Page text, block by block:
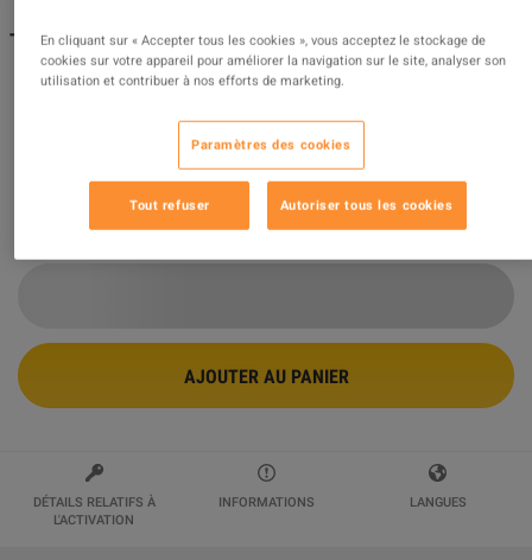
The Sims 4 - For Rent: Street Eats Digital Content DLC
EA App CD Key
des évaluations 100518 sont excellentes
$16.78
AJOUTER AU PANIER
DÉTAILS RELATIFS À
L'ACTIVATION
INFORMATIONS LANGUES
En cliquant sur « Accepter tous les cookies », vous acceptez le stockage de
cookies sur votre appareil pour améliorer la navigation sur le site, analyser son
utilisation et contribuer à nos efforts de marketing.
Paramètres des cookies
Tout refuser Autoriser tous les cookies